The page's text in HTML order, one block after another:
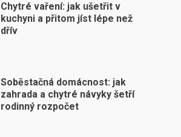
Chytré vaření: jak ušetřit v
kuchyni a přitom jíst lépe než
dřív
Soběstačná domácnost: jak
zahrada a chytré návyky šetří
rodinný rozpočet